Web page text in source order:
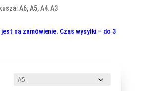
A6, A5, A4, A3
na zamówienie. Czas wysyłki – do 3